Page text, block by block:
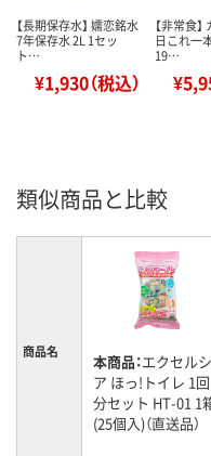
【長期保存水】 嬬恋銘水
7年保存水 2L 1セッ
ト…
¥1,930（税込）
【非常食
日これ一
19…
類似商品と比較
商品名 本商品：エクセルシ
ア ほっ!トイレ 1回
分セット HT-01 1
(25個入)（直送品）